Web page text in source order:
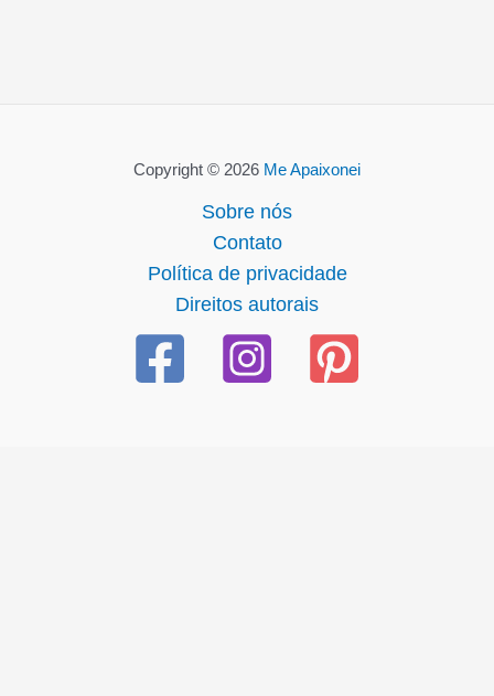
Copyright © 2026 Me Apaixonei
Sobre nós
Contato
Política de privacidade
Direitos autorais